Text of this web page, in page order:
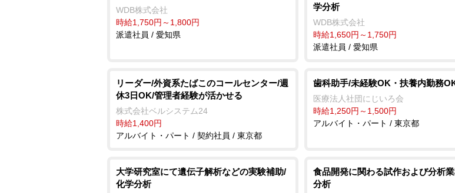
WDB株式会社
時給1,750円～1,800円
派遣社員 / 愛知県
学分析
WDB株式会社
時給1,650円～1,750円
派遣社員 / 愛知県
リーダー/外資系たばこのコールセンター/週
休3日OK/管理者経験が活かせる
株式会社ベルシステム24
時給1,400円
アルバイト・パート / 契約社員 / 東京都
歯科助手/未経験OK・扶養内勤務
医療法人社団にじいろ会
時給1,250円～1,500円
アルバイト・パート / 東京都
大学研究室にて遺伝子解析などの実験補助/
化学分析
食品開発に関わる試作および分析
分析